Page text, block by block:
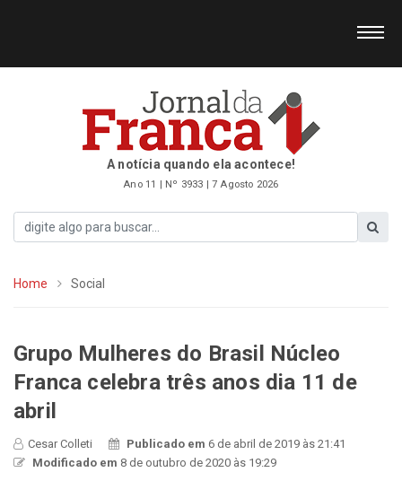
A notícia quando ela acontece!
Ano 11 | Nº 3933 | 7 Agosto 2026
Home Social
Grupo Mulheres do Brasil Núcleo
Franca celebra três anos dia 11 de
abril
Cesar Colleti Publicado em6 de abril de 2019 às 21:41
Modificado em 8 de outubro de 2020 às 19:29